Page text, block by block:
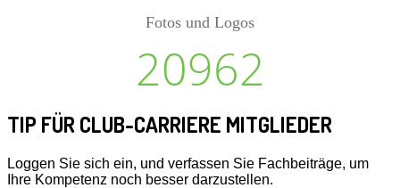
Fotos und Logos
20962
TIP FÜR CLUB-CARRIERE MITGLIEDER
Loggen Sie sich ein, und verfassen Sie Fachbeiträge, um
Ihre Kompetenz noch besser darzustellen.